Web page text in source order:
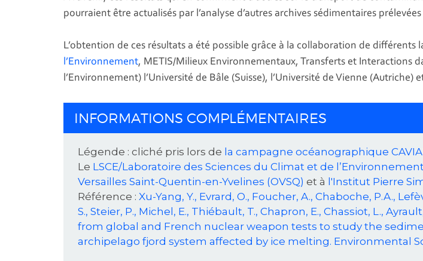
pourraient être actualisés par l’analyse d’autres archives sédimentaires
L’obtention de ces résultats a été possible grâce à la collaboration de différents
l’Environnement, METIS/Milieux Environnementaux, Transferts et Interactions
l’Environnement) l’Université de Bâle (Suisse), l’Université de Vienne (Autriche)
INFORMATIONS COMPLÉMENTAIRES
Légende : cliché pris lors de la campagne océanographique
Le LSCE/Laboratoire des Sciences du Climat et de l’Environnement
Versailles Saint-Quentin-en-Yvelines (OVSQ) et à l'Institut Pierre
Référence : Xu-Yang, Y., Evrard, O., Foucher, A., Chaboche, P.A.,
S., Steier, P., Michel, E., Thiébault, T., Chapron, E., Chassiot, L.,
from global and French nuclear weapon tests to study the
archipelago fjord system affected by ice melting. Environmental